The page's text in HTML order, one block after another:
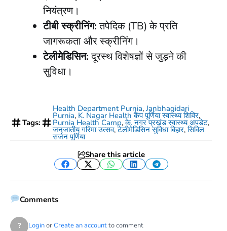
नियंत्रण।
टीबी स्क्रीनिंग:तपेदिक (TB) के प्रति
जागरूकता और स्क्रीनिंग।
टेलीमेडिसिन:दूरस्थ विशेषज्ञों से जुड़ने की
सुविधा।
Tags:
Health Department Purnia, Janbhagidari
Purnia, K. Nagar Health कैंप पूर्णिया स्वास्थ्य शिविर,
Purnia Health Camp,के. नगर प्रखंड स्वास्थ्य अपडेट,
जनजातीय गरिमा उत्सव,टेलीमेडिसिन सुविधा बिहार,सिविल
सर्जन पूर्णिया
Share this article
Facebook
TwitterWhatsApp
LinkedInTelegram
Comments
? LoginorCreate an accountto comment